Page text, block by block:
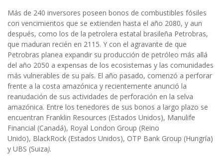
Más de 240 inversores poseen bonos de combustibles fósiles
con vencimientos que se extienden hasta el año 2080, y aun
después, como los de la petrolera estatal brasileña Petrobras,
que maduran recién en 2115. Y con el agravante de que
Petrobras planea expandir su producción de petróleo más allá
del año 2050 a expensas de los ecosistemas y las comunidades
más vulnerables de su país. El año pasado, comenzó a perforar
frente a la costa amazónica y recientemente anunció la
reanudación de sus actividades de perforación en la selva
amazónica. Entre los tenedores de sus bonos a largo plazo se
encuentran Franklin Resources (Estados Unidos), Manulife
Financial (Canadá), Royal London Group (Reino
Unido), BlackRock (Estados Unidos), OTP Bank Group (Hungría)
y UBS (Suiza).